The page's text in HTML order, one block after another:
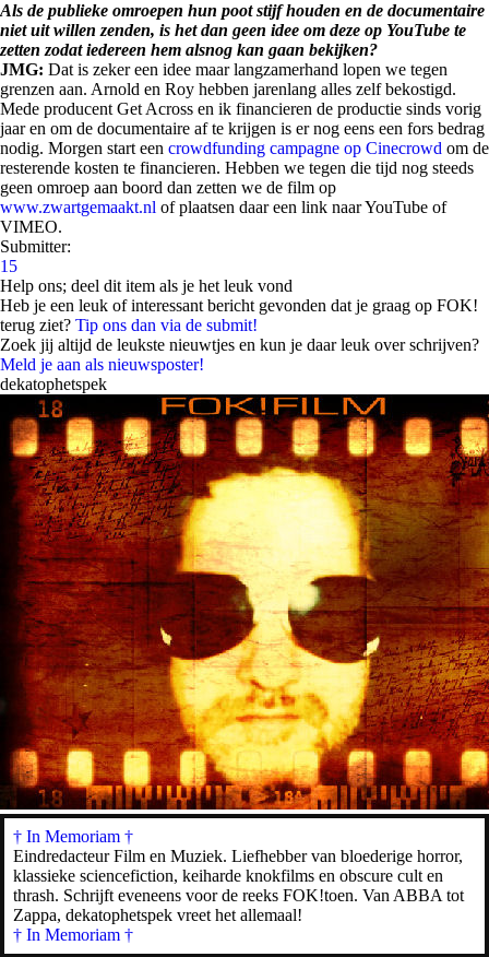
Als de publieke omroepen hun poot stijf houden en de documentaire
niet uit willen zenden, is het dan geen idee om deze op YouTube te
zetten zodat iedereen hem alsnog kan gaan bekijken?
JMG: Dat is zeker een idee maar langzamerhand lopen we tegen
grenzen aan. Arnold en Roy hebben jarenlang alles zelf bekostigd.
Mede producent Get Across en ik financieren de productie sinds vorig
jaar en om de documentaire af te krijgen is er nog eens een fors bedrag
nodig. Morgen start een crowdfunding campagne op Cinecrowd om de
resterende kosten te financieren. Hebben we tegen die tijd nog steeds
geen omroep aan boord dan zetten we de film op
www.zwartgemaakt.nl of plaatsen daar een link naar YouTube of
VIMEO.
Submitter:
15
Help ons; deel dit item als je het leuk vond
Heb je een leuk of interessant bericht gevonden dat je graag op FOK!
terug ziet? Tip ons dan via de submit!
Zoek jij altijd de leukste nieuwtjes en kun je daar leuk over schrijven?
Meld je aan als nieuwsposter!
dekatophetspek
† In Memoriam †
Eindredacteur Film en Muziek. Liefhebber van bloederige horror,
klassieke sciencefiction, keiharde knokfilms en obscure cult en
thrash. Schrijft eveneens voor de reeks FOK!toen. Van ABBA tot
Zappa, dekatophetspek vreet het allemaal!
† In Memoriam †